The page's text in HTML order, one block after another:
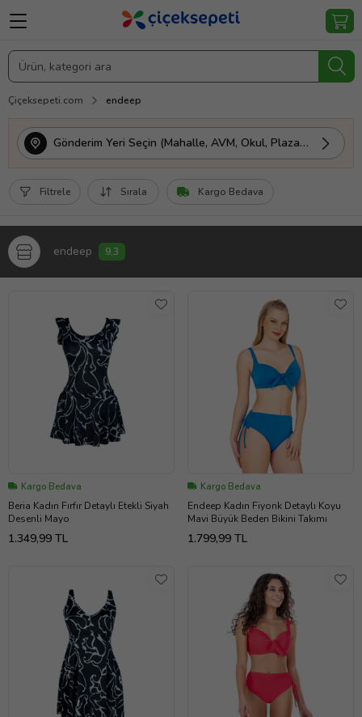
Çiçeksepeti.com endeep
Gönderim Yeri Seçin (Mahalle, AVM, Okul, Plaza vs.)
Filtrele Sırala Kargo Bedava
endeep 9,3
Kargo Bedava
Beria Kadın Fırfır Detaylı Etekli Siyah
Desenli Mayo
1.349,99 TL
Kargo Bedava
Endeep Kadın Fiyonk Detaylı Koyu
Mavi Büyük Beden Bikini Takımı
1.799,99 TL